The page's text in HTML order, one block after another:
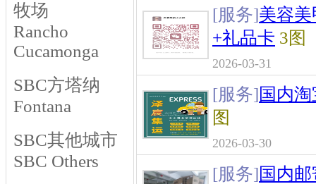
牧场
Rancho
Cucamonga
SBC方塔纳
Fontana
SBC其他城市
SBC Others
[服务]美容
+礼品卡 3图
2026-03-31
[服务] 国内
图
2026-03-30
[服务] 国内